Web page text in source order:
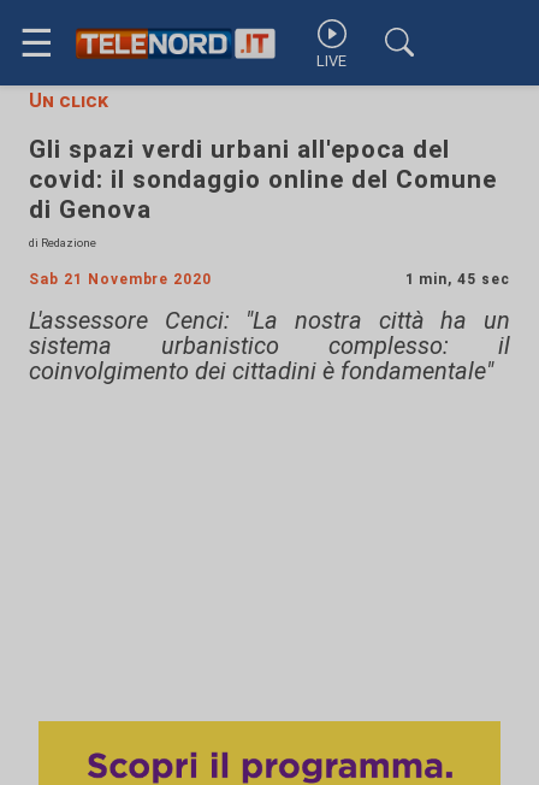
☰ LIVE
Un click
Gli spazi verdi urbani all'epoca del
covid: il sondaggio online del Comune
di Genova
di Redazione
Sab 21 Novembre 2020 1 min, 45 sec
L'assessore Cenci: "La nostra città ha un
sistema urbanistico complesso: il
coinvolgimento dei cittadini è fondamentale"